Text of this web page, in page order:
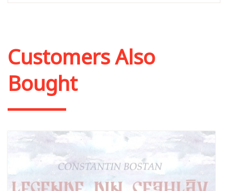
Customers Also
Bought